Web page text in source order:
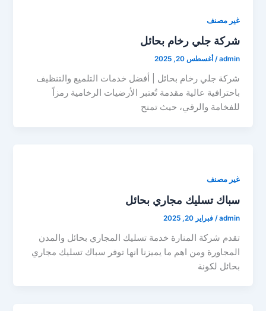
غير مصنف
شركة جلي رخام بحائل
admin
/ أغسطس 20, 2025
شركة جلي رخام بحائل | أفضل خدمات التلميع والتنظيف
باحترافية عالية مقدمة تُعتبر الأرضيات الرخامية رمزاً
للفخامة والرقي، حيث تمنح
غير مصنف
سباك تسليك مجاري بحائل
admin
/فبراير 20, 2025
تقدم شركة المنارة خدمة تسليك المجاري بحائل والمدن
المجاورة ومن اهم ما يميزنا انها توفر سباك تسليك مجاري
بحائل لكونة